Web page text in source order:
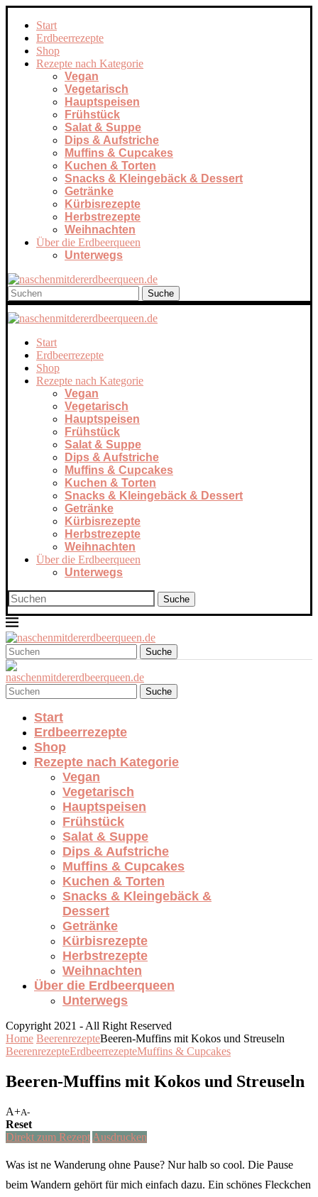
Start
Erdbeerrezepte
Shop
Rezepte nach Kategorie
Vegan
Vegetarisch
Hauptspeisen
Frühstück
Salat & Suppe
Dips & Aufstriche
Muffins & Cupcakes
Kuchen & Torten
Snacks & Kleingebäck & Dessert
Getränke
Kürbisrezepte
Herbstrezepte
Weihnachten
Über die Erdbeerqueen
Unterwegs
Suche
Start
Erdbeerrezepte
Shop
Rezepte nach Kategorie
Vegan
Vegetarisch
Hauptspeisen
Frühstück
Salat & Suppe
Dips & Aufstriche
Muffins & Cupcakes
Kuchen & Torten
Snacks & Kleingebäck & Dessert
Getränke
Kürbisrezepte
Herbstrezepte
Weihnachten
Über die Erdbeerqueen
Unterwegs
Suche
Suche
Suche
Start
Erdbeerrezepte
Shop
Rezepte nach Kategorie
Vegan
Vegetarisch
Hauptspeisen
Frühstück
Salat & Suppe
Dips & Aufstriche
Muffins & Cupcakes
Kuchen & Torten
Snacks & Kleingebäck &
Dessert
Getränke
Kürbisrezepte
Herbstrezepte
Weihnachten
Über die Erdbeerqueen
Unterwegs
Copyright 2021 - All Right Reserved
Home BeerenrezepteBeeren-Muffins mit Kokos und Streuseln
BeerenrezepteErdbeerrezepteMuffins & Cupcakes
Beeren-Muffins mit Kokos und Streuseln
A+A-
Reset
Direkt zum Rezept Ausdrucken
Was ist ne Wanderung ohne Pause? Nur halb so cool. Die Pause
beim Wandern gehört für mich einfach dazu. Ein schönes Fleckchen